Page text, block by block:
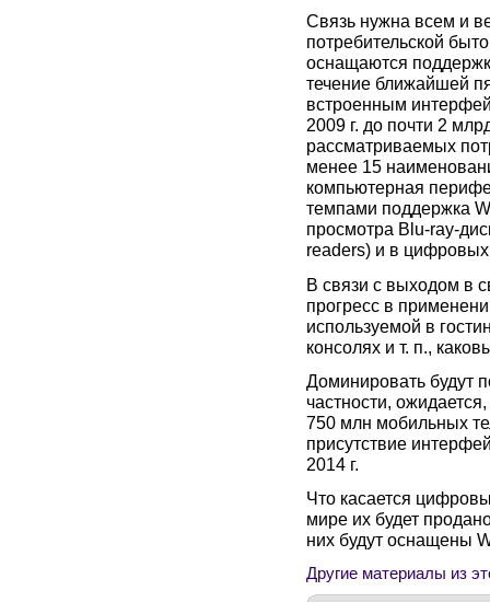
Связь нужна всем и
потребительской
оснащаются
течение ближайшей
встроенным
2009 г. до почти 2
рассматриваемых
менее 15
компьютерная
темпами поддержка
просмотра Blu-ray-
readers) и в
В связи с выходом в
прогресс в
используемой в
консолях и т. п.,
Доминировать будут
частности,
750 млн мобильных
присутствие
2014 г.
Что касается
мире их будет
них будут оснащены
Другие материалы из